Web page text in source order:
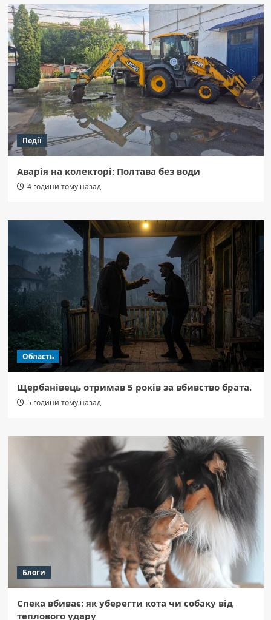
Події
Аварія на колекторі: Полтава без води
4 години тому назад
Область
Щербанівець отримав 5 років за вбивство брата.
5 години тому назад
Блоги
Спека вбиває: як уберегти кота чи собаку від
теплового удару